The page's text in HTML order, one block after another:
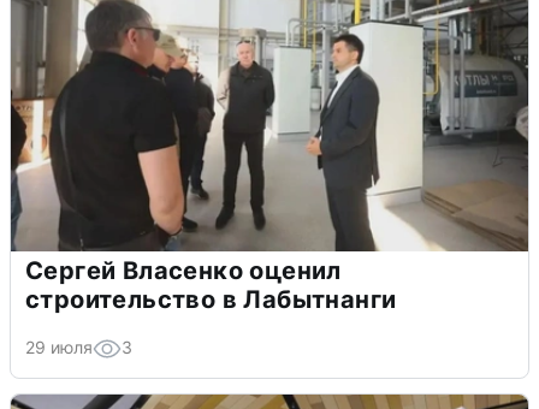
Сергей Власенко оценил
строительство в Лабытнанги
29 июля 3